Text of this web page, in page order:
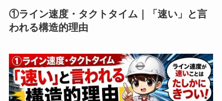
①ライン速度・タクトタイム｜「速い」と言
われる構造的理由